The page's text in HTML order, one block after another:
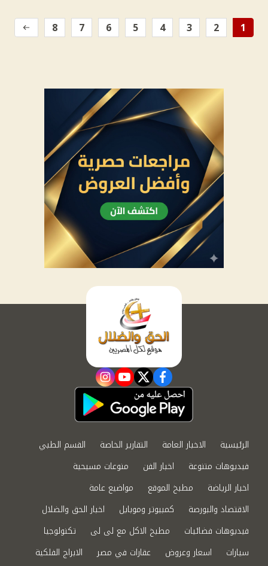
1
2
3
4
5
6
7
8
facebook
twitter
youtube
instagram
الرئيسية الاخبار العامة التقارير الخاصة
القسم الطبي
فيديوهات متنوعة
اخبار الفن
منوعات مسيحية
اخبار الرياضة
مطبخ الموقع
مواضيع عامة
الاقتصاد والبورصة
كمبيوتر وموبايل
اخبار الحق والضلال
فيديوهات فضائيات
مطبخ الاكل مع لى لى
تكنولوجيا
سيارات
اسعار وعروض عقارات في مصر الابراج الفلكية